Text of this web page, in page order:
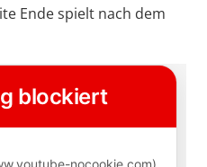
Ende spielt nach dem